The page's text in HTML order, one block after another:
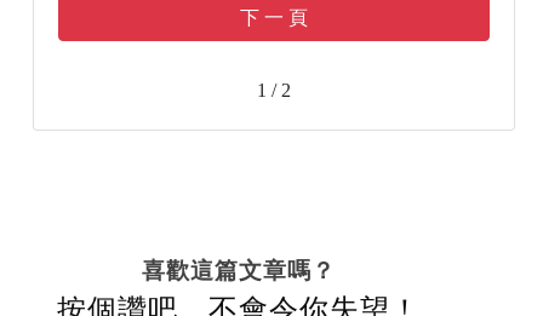
下 一 頁
1 / 2
喜歡這篇文章嗎？
按個讚吧，不會令你失望！